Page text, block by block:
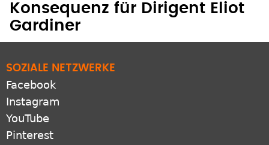
Konsequenz für Dirigent Eliot
Gardiner
SOZIALE NETZWERKE
Facebook
Instagram
YouTube
Pinterest